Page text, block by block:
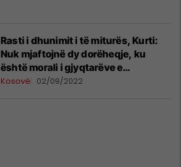
Rasti i dhunimit i të miturës, Kurti:
Nuk mjaftojnë dy dorëheqje, ku
është morali i gjyqtarëve e
prokurorëve?
Kosovë 02/09/2022